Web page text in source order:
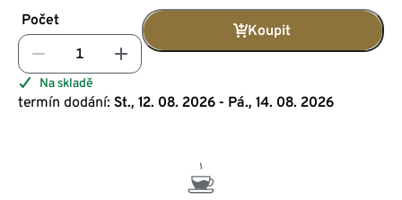
Počet
Koupit
Na skladě
termín dodání: St., 12. 08. 2026 - Pá., 14. 08. 2026